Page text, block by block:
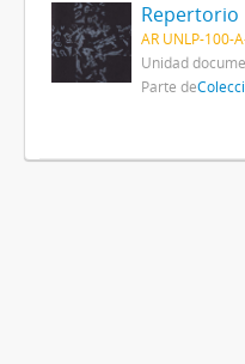
Repertorio
AR UNLP-100-
Unidad
Parte de